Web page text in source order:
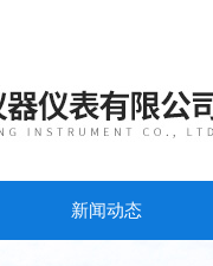
新闻动态